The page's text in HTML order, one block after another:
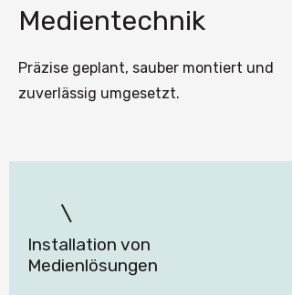
Medientechnik
Präzise geplant, sauber montiert und
zuverlässig umgesetzt.
Installation von
Medienlösungen